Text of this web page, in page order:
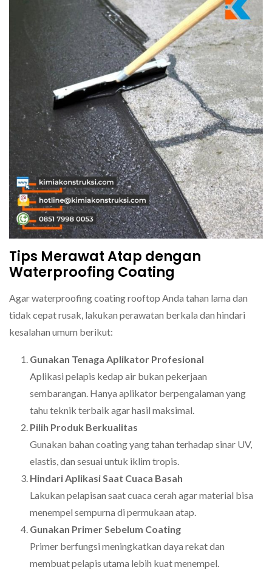
Tips Merawat Atap dengan
Waterproofing Coating
Agar waterproofing coating rooftop Anda tahan lama dan
tidak cepat rusak, lakukan perawatan berkala dan hindari
kesalahan umum berikut:
Gunakan Tenaga Aplikator Profesional
Aplikasi pelapis kedap air bukan pekerjaan
sembarangan. Hanya aplikator berpengalaman yang
tahu teknik terbaik agar hasil maksimal.
Pilih Produk Berkualitas
Gunakan bahan coating yang tahan terhadap sinar UV,
elastis, dan sesuai untuk iklim tropis.
Hindari Aplikasi Saat Cuaca Basah
Lakukan pelapisan saat cuaca cerah agar material bisa
menempel sempurna di permukaan atap.
Gunakan Primer Sebelum Coating
Primer berfungsi meningkatkan daya rekat dan
membuat pelapis utama lebih kuat menempel.